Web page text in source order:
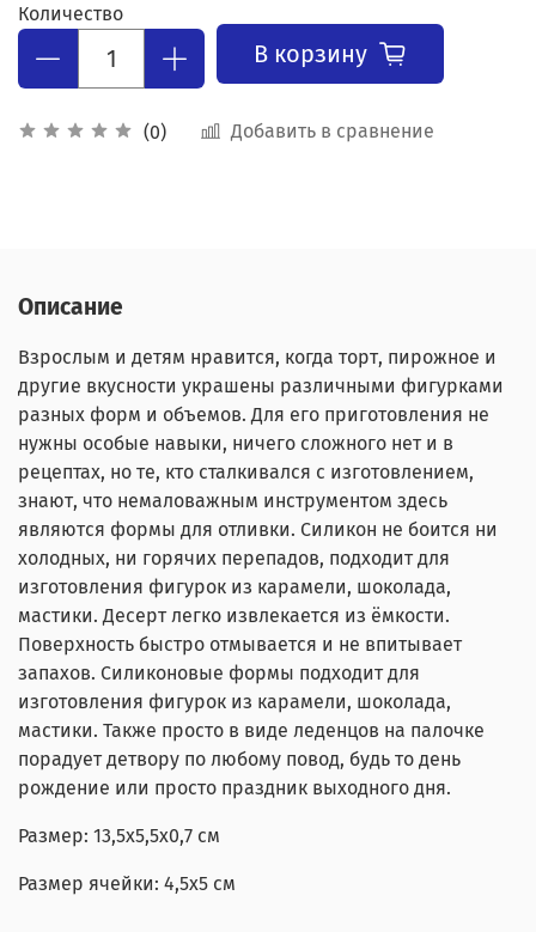
(0) Добавить в сравнение
Количество
В корзину
Описание
Взрослым и детям нравится, когда торт, пирожное и
другие вкусности украшены различными фигурками
разных форм и объемов. Для его приготовления не
нужны особые навыки, ничего сложного нет и в
рецептах, но те, кто сталкивался с изготовлением,
знают, что немаловажным инструментом здесь
являются формы для отливки. Силикон не боится ни
холодных, ни горячих перепадов, подходит для
изготовления фигурок из карамели, шоколада,
мастики. Десерт легко извлекается из ёмкости.
Поверхность быстро отмывается и не впитывает
запахов. Силиконовые формы подходит для
изготовления фигурок из карамели, шоколада,
мастики. Также просто в виде леденцов на палочке
порадует детвору по любому повод, будь то день
рождение или просто праздник выходного дня.
Размер: 13,5x5,5x0,7 см
Размер ячейки: 4,5x5 см